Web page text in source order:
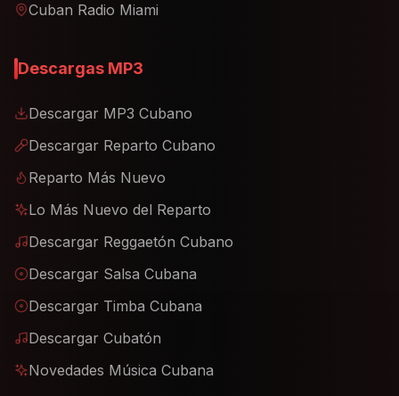
Cuban Radio Miami
Descargas MP3
Descargar MP3 Cubano
Descargar Reparto Cubano
Reparto Más Nuevo
Lo Más Nuevo del Reparto
Descargar Reggaetón Cubano
Descargar Salsa Cubana
Descargar Timba Cubana
Descargar Cubatón
Novedades Música Cubana